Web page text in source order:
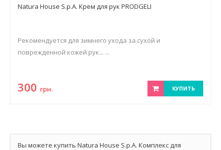
Natura House S.p.A. Крем для рук PRODGELI
Рекомендуется для зимнего ухода за сухой и
поврежденной кожей рук... ...
300 грн. КУПИТЬ
Вы можете купить Natura House S.p.A. Комплекс для